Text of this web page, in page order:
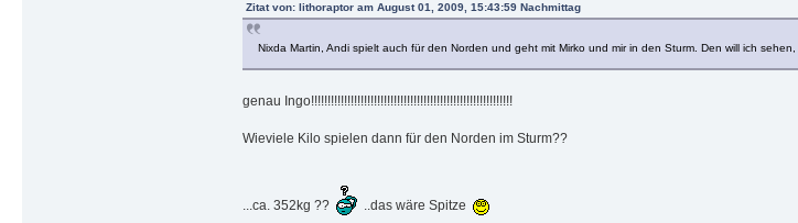
Zitat von: lithoraptor am August 01, 2009, 15:43:59 Nachmittag
Nixda Martin, Andi spielt auch für den Norden und geht mit Mirko und mir in den Sturm. Den will ich
genau Ingo!!!!!!!!!!!!!!!!!!!!!!!!!!!!!!!!!!!!!!!!!!!!!!!!!!!!!!!!!!!!!
Wieviele Kilo spielen dann für den Norden im Sturm??
...ca. 352kg ?? ..das wäre Spitze